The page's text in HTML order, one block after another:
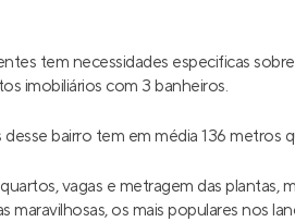
tem necessidades especificas
imobiliários com 3 banheiros.
desse bairro tem em média 136
vagas e metragem das
maravilhosas, os mais populares nos